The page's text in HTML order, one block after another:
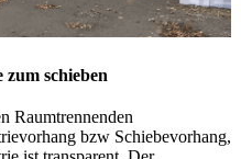
schieben
Raumtrennenden
bzw Schiebevorhang,